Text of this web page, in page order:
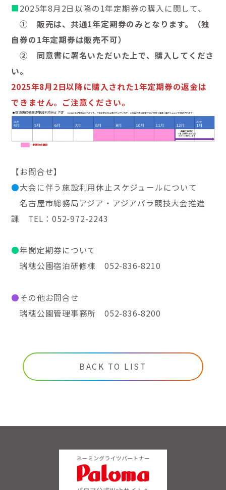
■2025年8月2日以降の1年定期券の購入に関して、
① 販売は、共通1年定期券のみとなります。（独
自券の1年定期券は販売不可）
② 同意書に署名いただいた上で、購入してくださ
い。
2025年8月2日以降に購入された1年定期券の返金は
できません。ご注意ください。
【お問合せ】
●大会に伴う施設利用休止スケジュールについて
名古屋市総務局アジア・アジアパラ競技大会推進
課 TEL：052-972-2243
●年間定期券について
瑞穂公園宿泊研修棟052-836-8210
●その他お問合せ
瑞穂公園管理事務所052-836-8200
BACK TO LIST